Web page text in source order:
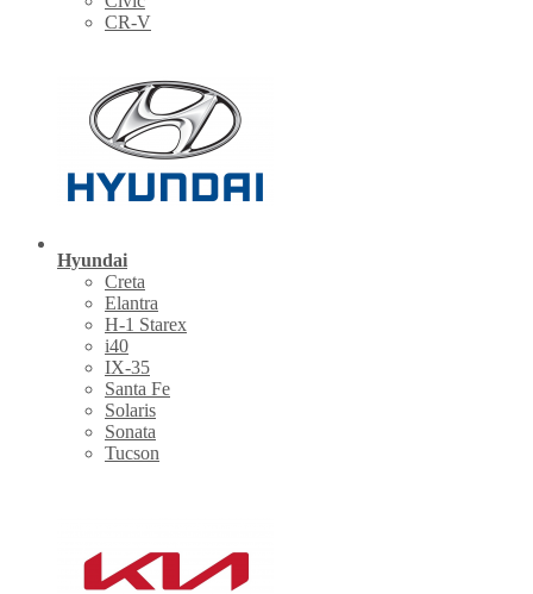
CR-V
Hyundai
Creta
Elantra
H-1 Starex
i40
IX-35
Santa Fe
Solaris
Sonata
Tucson